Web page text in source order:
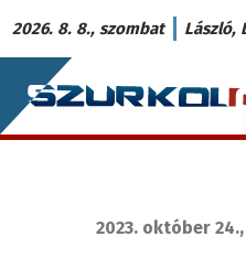
Ugrás
a
tartalomra
2026. 8. 8., szombat László,
Szurkoló.sk
fő
2023. október 24.,